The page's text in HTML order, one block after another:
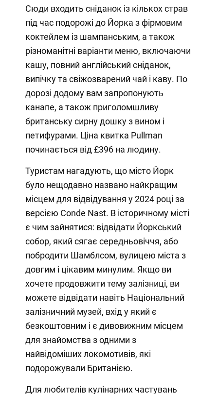
Сюди входить сніданок із кількох страв
під час подорожі до Йорка з фірмовим
коктейлем із шампанським, а також
різноманітні варіанти меню, включаючи
кашу, повний англійський сніданок,
випічку та свіжозварений чай і каву. По
дорозі додому вам запропонують
канапе, а також приголомшливу
британську сирну дошку з вином і
петифурами. Ціна квитка Pullman
починається від £396 на людину.
Туристам нагадують, що місто Йорк
було нещодавно названо найкращим
місцем для відвідування у 2024 році за
версією Conde Nast. В історичному місті
є чим зайнятися: відвідати Йоркський
собор, який сягає середньовіччя, або
побродити Шамблсом, вулицею міста з
довгим і цікавим минулим. Якщо ви
хочете продовжити тему залізниці, ви
можете відвідати навіть Національний
залізничний музей, вхід у який є
безкоштовним і є дивовижним місцем
для знайомства з одними з
найвідоміших локомотивів, які
подорожували Британією.
Для любителів кулінарних частувань